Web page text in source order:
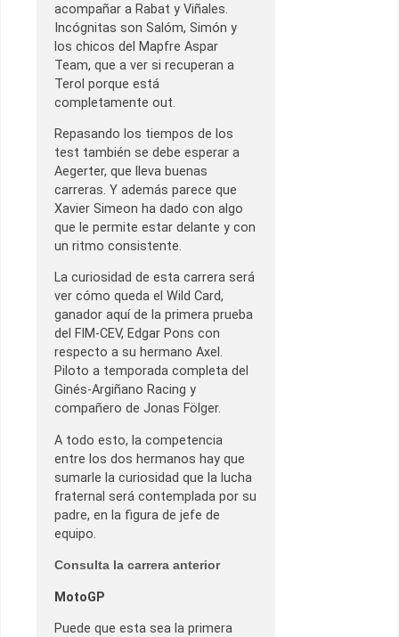
acompañar a Rabat y Viñales.
Incógnitas son Salóm, Simón y
los chicos del Mapfre Aspar
Team, que a ver si recuperan a
Terol porque está
completamente out.
Repasando los tiempos de los
test también se debe esperar a
Aegerter, que lleva buenas
carreras. Y además parece que
Xavier Simeon ha dado con algo
que le permite estar delante y con
un ritmo consistente.
La curiosidad de esta carrera será
ver cómo queda el Wild Card,
ganador aquí de la primera prueba
del FIM-CEV, Edgar Pons con
respecto a su hermano Axel.
Piloto a temporada completa del
Ginés-Argiñano Racing y
compañero de Jonas Fölger.
A todo esto, la competencia
entre los dos hermanos hay que
sumarle la curiosidad que la lucha
fraternal será contemplada por su
padre, en la figura de jefe de
equipo.
Consulta la carrera anterior
MotoGP
Puede que esta sea la primera